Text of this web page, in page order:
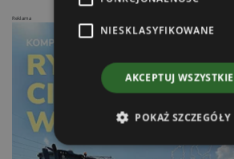
Reklama
NIESKLASYFIKOWANE
AKCEPTUJ WSZYSTKIE
POKAŻ SZCZEGÓŁY